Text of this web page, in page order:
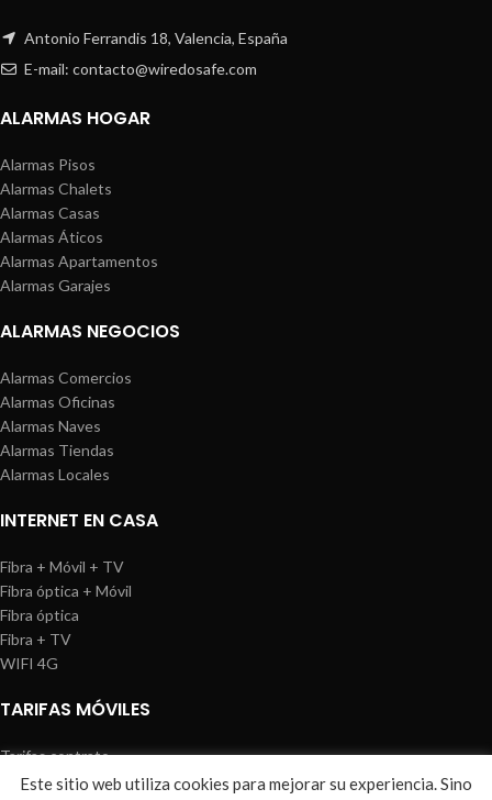
Antonio Ferrandis 18, Valencia, España
E-mail: contacto@wiredosafe.com
ALARMAS HOGAR
Alarmas Pisos
Alarmas Chalets
Alarmas Casas
Alarmas Áticos
Alarmas Apartamentos
Alarmas Garajes
ALARMAS NEGOCIOS
Alarmas Comercios
Alarmas Oficinas
Alarmas Naves
Alarmas Tiendas
Alarmas Locales
INTERNET EN CASA
Fibra + Móvil + TV
Fibra óptica + Móvil
Fibra óptica
Fibra + TV
WIFI 4G
TARIFAS MÓVILES
Tarifas contrato
Tarifas prepago
Este sitio web utiliza cookies para mejorar su experiencia. Sino